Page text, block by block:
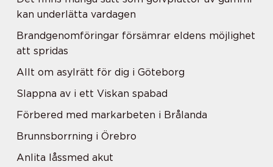
kan underlätta vardagen
Brandgenomföringar försämrar eldens möjlighet
att spridas
Allt om asylrätt för dig i Göteborg
Slappna av i ett Viskan spabad
Förbered med markarbeten i Brålanda
Brunnsborrning i Örebro
Anlita låssmed akut